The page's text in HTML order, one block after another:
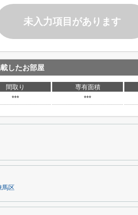
未入力項目があります
したお部屋
間取り 専有面積
*** ***
馬区